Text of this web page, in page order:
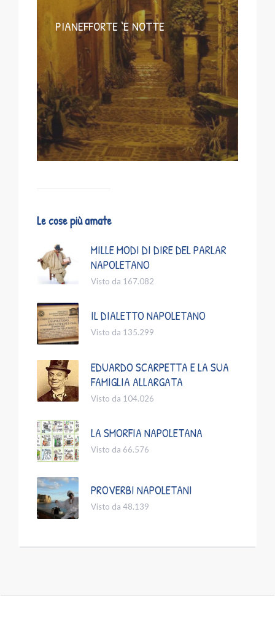
PIANEFFORTE ‘E NOTTE
Le cose più amate
MILLE MODI DI DIRE DEL PARLAR
NAPOLETANO
Visto da 167.082
IL DIALETTO NAPOLETANO
Visto da 135.299
EDUARDO SCARPETTA E LA SUA
FAMIGLIA ALLARGATA
Visto da 104.026
LA SMORFIA NAPOLETANA
Visto da 66.576
PROVERBI NAPOLETANI
Visto da 48.139